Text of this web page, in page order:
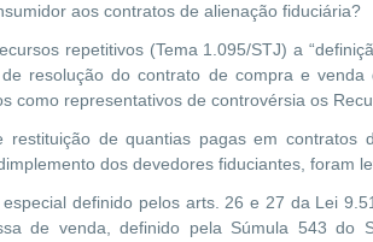
aos contratos de alienação fiduciária?
repetitivos (Tema 1.095/STJ) a
resolução do contrato de compra e
como representativos de controvérsia os
de quantias pagas em contratos
dos devedores fiduciantes, foram
definido pelos arts. 26 e 27 da Lei
de venda, definido pela Súmula 543 do